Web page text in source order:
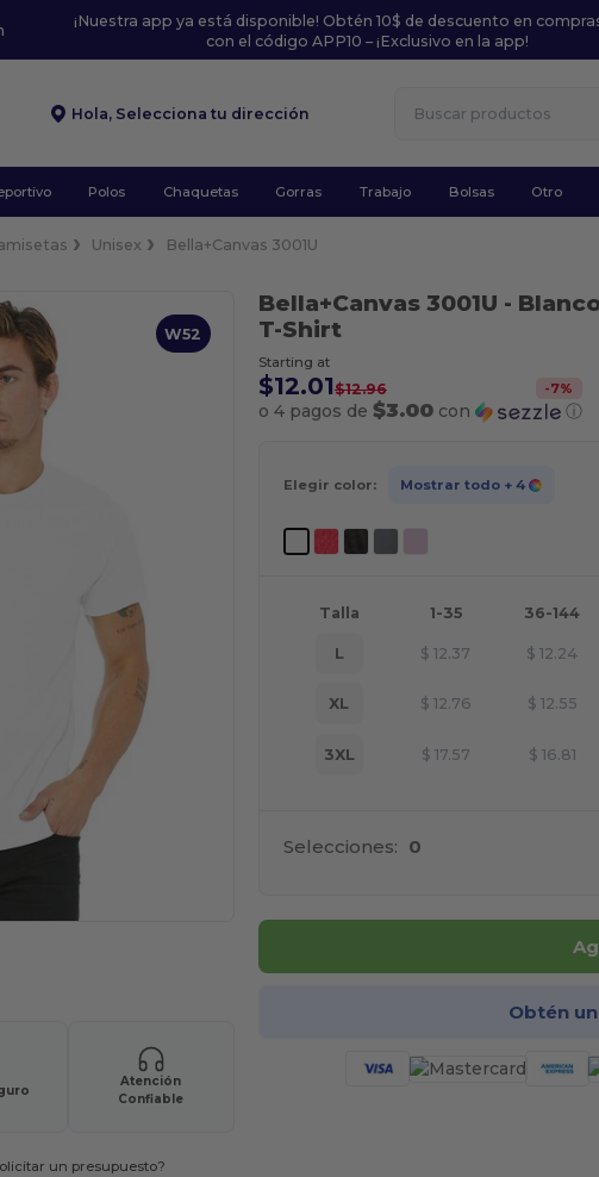
¡Nuestra app ya está disponible! Obtén 10$ de descuento en
con el código APP10 – ¡Exclusivo en la app!
Hola, Selecciona tu dirección
Polos Chaquetas Gorras Trabajo Bolsas Otro
Unisex Bella+Canvas 3001U
W52
Atención
Confiable
un presupuesto?
Bella+Canvas 3001U -
T-Shirt
Starting at
$12.01$12.96 -7%
o 4 pagos de $3.00con ⓘ
Elegir color: Mostrar todo + 4
Talla 1-35 36-144
L $ 12.37 $ 12.24
XL $ 12.76 $ 12.55
3XL $ 17.57 $ 16.81
Selecciones: 0
Obtén